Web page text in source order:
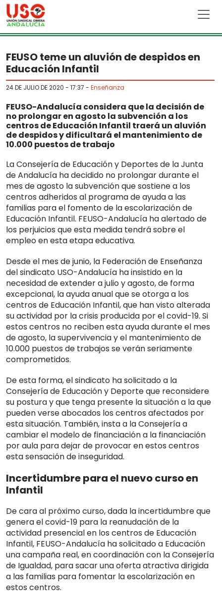
Skip to main content
FEUSO teme un aluvión de despidos en
Educación Infantil
24 DE JULIO DE 2020 - 17:37 - Enseñanza
FEUSO-Andalucía considera que la decisión de
no prolongar en agosto la subvención a los
centros de Educación Infantil traerá un aluvión
de despidos y dificultará el mantenimiento de
10.000 puestos de trabajo
La Consejería de Educación y Deportes de la Junta
de Andalucía ha decidido no prolongar durante el
mes de agosto la subvención que sostiene a los
centros adheridos al programa de ayuda a las
familias para el fomento de la escolarización de
Educación Infantil. FEUSO-Andalucía ha alertado de
los perjuicios que esta medida tendrá sobre el
empleo en esta etapa educativa.
Desde el mes de junio, la Federación de Enseñanza
del sindicato USO-Andalucía ha insistido en la
necesidad de extender a julio y agosto, de forma
excepcional, la ayuda anual que se otorga a los
centros de Educación Infantil, que han visto alterada
su actividad por la crisis producida por el covid-19. Si
estos centros no reciben esta ayuda durante el mes
de agosto, la supervivencia y el mantenimiento de
10.000 puestos de trabajos se verán seriamente
comprometidos.
De esta forma, el sindicato ha solicitado a la
Consejería de Educación y Deporte que reconsidere
su postura y que tenga presente la situación a la que
pueden verse abocados los centros afectados por
esta situación. También, insta a la Consejería a
cambiar el modelo de financiación a la financiación
por aula para dejar de provocar en estos centros
esta sensación de inseguridad.
Incertidumbre para el nuevo curso en
Infantil
De cara al próximo curso, dada la incertidumbre que
genera el covid-19 para la reanudación de la
actividad presencial en los centros de Educación
Infantil, FEUSO-Andalucía ha solicitado a Educación
una campaña real, en coordinación con la Consejería
de Igualdad, para sacar una oferta atractiva dirigida
a las familias para fomentar la escolarización en
estos centros.